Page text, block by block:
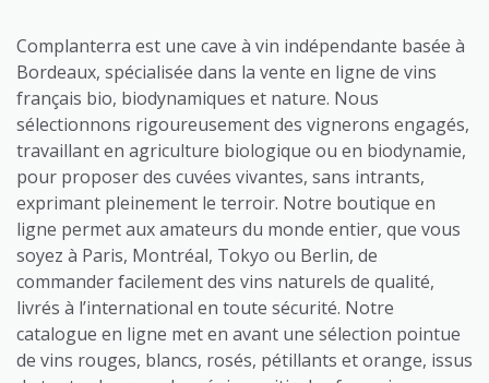
Complanterra est une cave à vin indépendante basée à
Bordeaux, spécialisée dans la vente en ligne de vins
français bio, biodynamiques et nature. Nous
sélectionnons rigoureusement des vignerons engagés,
travaillant en agriculture biologique ou en biodynamie,
pour proposer des cuvées vivantes, sans intrants,
exprimant pleinement le terroir. Notre boutique en
ligne permet aux amateurs du monde entier, que vous
soyez à Paris, Montréal, Tokyo ou Berlin, de
commander facilement des vins naturels de qualité,
livrés à l’international en toute sécurité. Notre
catalogue en ligne met en avant une sélection pointue
de vins rouges, blancs, rosés, pétillants et orange, issus